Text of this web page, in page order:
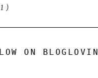
)
ON BLOGLOVIN